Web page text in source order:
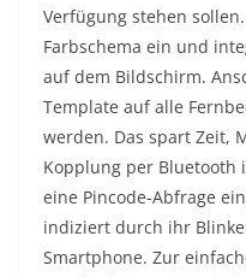
Verfügung stehen
Farbschema ein und
auf dem Bildschirm.
Template auf alle
werden. Das spart Zeit,
Kopplung per Bluetooth
eine Pincode-Abfrage
indiziert durch ihr
Smartphone. Zur